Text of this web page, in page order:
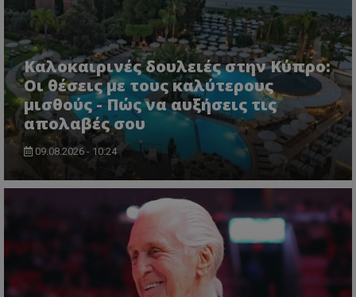
Καλοκαιρινές δουλειές στην Κύπρο:
Οι θέσεις με τους καλύτερους
μισθούς - Πώς να αυξήσεις τις
απολαβές σου
09.08.2026 - 10:24